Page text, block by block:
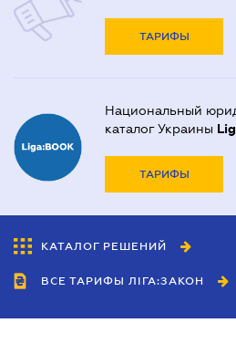
ТАРИФЫ
Национальный
каталог Украины
ТАРИФЫ
КАТАЛОГ РЕШЕНИЙ
ВСЕ ТАРИФЫ ЛІГА:ЗАКОН